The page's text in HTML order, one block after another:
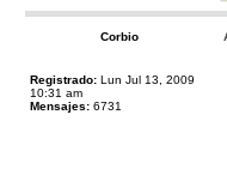
Corbio
Registrado: Lun Jul 13, 2009
10:31 am
Mensajes: 6731